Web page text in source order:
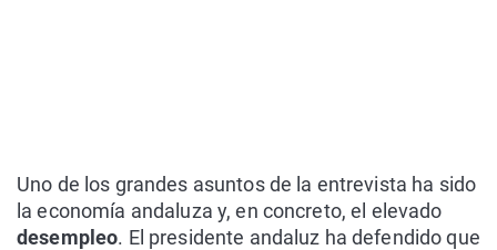
Uno de los grandes asuntos de la entrevista ha sido
la economía andaluza y, en concreto, el elevado
desempleo. El presidente andaluz ha defendido que